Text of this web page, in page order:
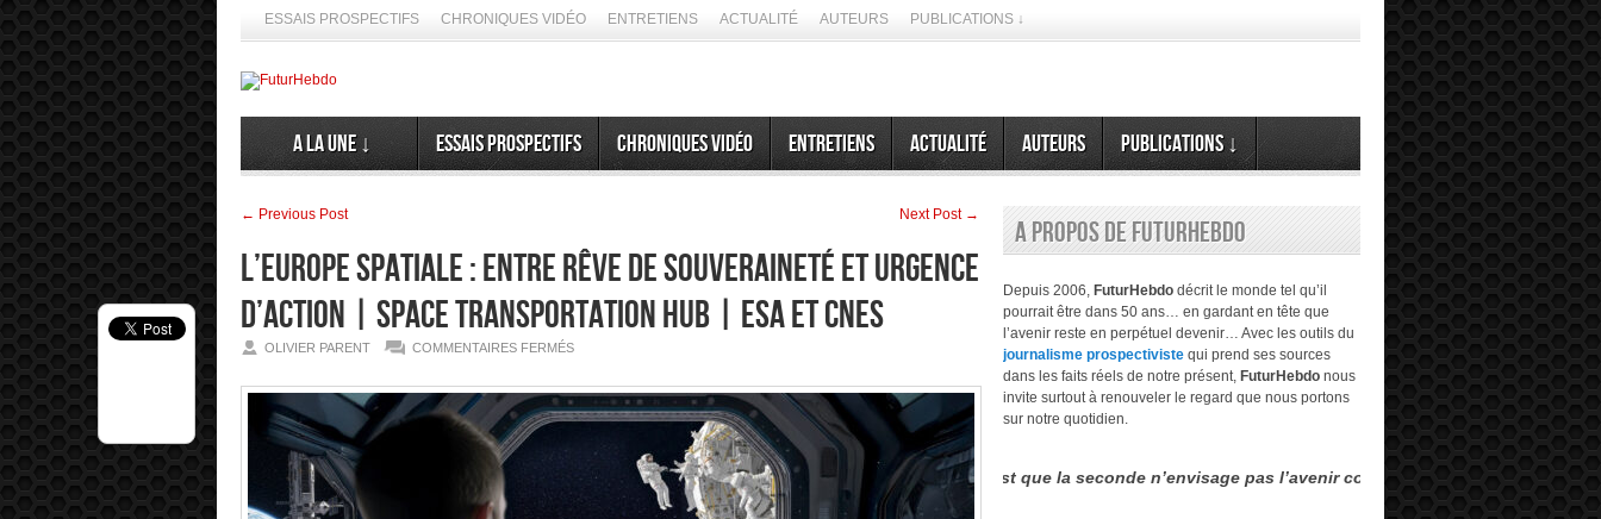
ESSAIS PROSPECTIFS CHRONIQUES VIDÉO ENTRETIENS ACTUALITÉ AUTEURS PUBLICATIONS ↓
A la Une ↓ Essais prospectifs Chroniques vidéo Entretiens Actualité Auteurs Publications ↓
← Previous Post Next Post →
L’Europe spatiale : entre rêve de souveraineté et urgence
d’action | Space Transportation HUB | ESA et CNES
OLIVIER PARENT COMMENTAIRES FERMÉSSUR
:
ENTRE
RÊVE
URGENCE
D’ACTION
| SPACE
A propos de FuturHebdo
Depuis 2006, FuturHebdo décrit le monde tel qu’il
pourrait être dans 50 ans… en gardant en tête que
l’avenir reste en perpétuel devenir… Avec les outils du
journalisme prospectiviste qui prend ses sources
dans les faits réels de notre présent, FuturHebdo nous
invite surtout à renouveler le regard que nous portons
sur notre quotidien.
ses émergences. Alors, ne nous en privons pas ➦ La différence entre le futurisme et la prospective est que la seconde n’envisage pas l’avenir comme étant évident, transparent…